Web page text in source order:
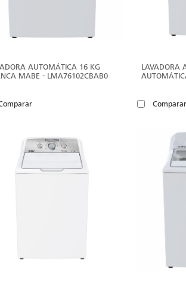
AUTOMÁTICA 16 KG
MABE - LMA76102CBAB0
LAVADORA
Comparar